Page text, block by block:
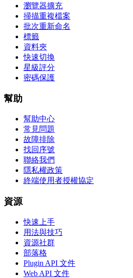
瀏覽器擴充
掃描重複檔案
批次重新命名
標籤
資料夾
快速切換
星級評分
密碼保護
幫助
幫助中心
常見問題
故障排除
找回序號
聯絡我們
隱私權政策
終端使用者授權協定
資源
快速上手
用法與技巧
資源社群
部落格
Plugin API 文件
Web API 文件